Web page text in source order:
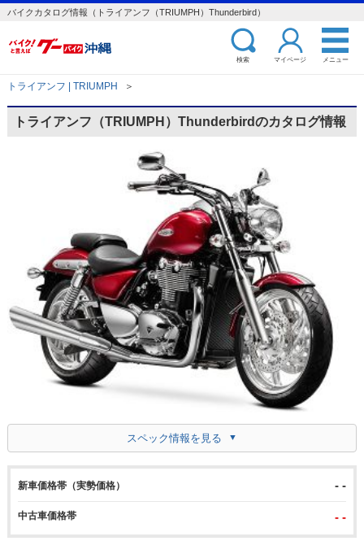
バイクカタログ情報（トライアンフ（TRIUMPH）Thunderbird）
検索 マイページ メニュー
トライアンフ | TRIUMPH ＞
トライアンフ（TRIUMPH）Thunderbirdのカタログ情報
スペック情報を見る
新車価格帯（実勢価格） - -
中古車価格帯 - -